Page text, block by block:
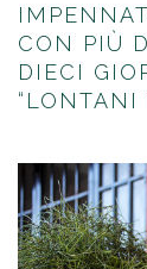
CON PIÙ
DIECI
“LONTANI